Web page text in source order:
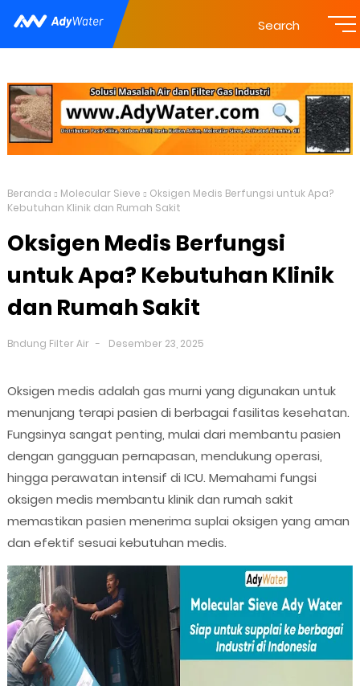
Search
Beranda Molecular Sieve
Oksigen Medis Berfungsi untuk Apa?
Kebutuhan Klinik dan Rumah Sakit
Oksigen Medis Berfungsi
untuk Apa? Kebutuhan Klinik
dan Rumah Sakit
Bndung Filter Air Desember 23, 2025
Oksigen medis adalah gas murni yang digunakan untuk
menunjang terapi pasien di berbagai fasilitas kesehatan.
Fungsinya sangat penting, mulai dari membantu pasien
dengan gangguan pernapasan, mendukung operasi,
hingga perawatan intensif di ICU. Memahami fungsi
oksigen medis membantu klinik dan rumah sakit
memastikan pasien menerima suplai oksigen yang aman
dan efektif sesuai kebutuhan medis.